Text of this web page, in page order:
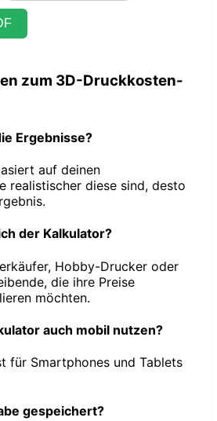
zum 3D-Druckkosten-
Ergebnisse?
auf deinen
realistischer diese sind, desto
der Kalkulator?
Hobby-Drucker oder
die ihre Preise
möchten.
auch mobil nutzen?
für Smartphones und Tablets
gespeichert?